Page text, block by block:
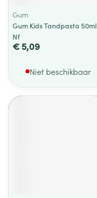
Gum
Gum Kids Tandpasta 50ml
Nf
€ 5,09
Niet beschikbaar